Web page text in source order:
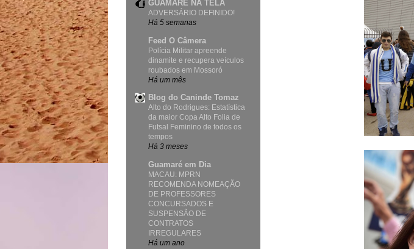
GUAMARÉ NA TELA
ADVERSÁRIO DEFINIDO!
Há 5 semanas
Feed O Câmera
Polícia Militar apreende
dinamite e recupera veículos
roubados em Mossoró
Há um mês
Blog do Caninde Tomaz
Alto do Rodrigues: Estatística
da maior Copa Alto Folia de
Futsal Feminino de todos os
tempos
Há 3 meses
Guamaré em Dia
MACAU: MPRN
RECOMENDA NOMEAÇÃO
DE PROFESSORES
CONCURSADOS E
SUSPENSÃO DE
CONTRATOS
IRREGULARES
Há um ano